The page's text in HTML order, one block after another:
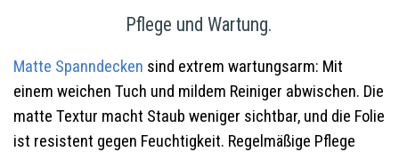
Pflege und Wartung.
Matte Spanndecken sind extrem wartungsarm: Mit
einem weichen Tuch und mildem Reiniger abwischen. Die
matte Textur macht Staub weniger sichtbar, und die Folie
ist resistent gegen Feuchtigkeit. Regelmäßige Pflege